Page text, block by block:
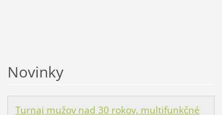
Novinky
Turnaj mužov nad 30 rokov, multifunkčné